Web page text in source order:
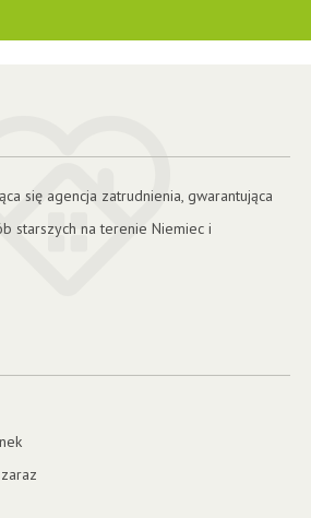
się agencja zatrudnienia, gwarantująca
starszych na terenie Niemiec i